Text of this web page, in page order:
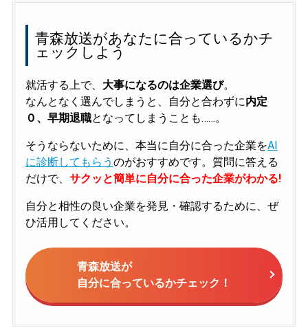
青森放送があなたに合っているかチ
ェックしよう
就活する上で、 大事になるのは企業選び。
なんとなく選んでしまうと、自分と合わずに内定
０、早期退職となってしまうことも……。
そうならないために、本当に自分に合った企業をAI
に診断してもらう のがおすすめです。質問に答える
だけで、 サクッと簡単に自分に合った企業がわかる!
自分と相性の良い企業を発見・確認するために、ぜ
ひ活用してください。
青森放送が
自分に合っているかチェック！